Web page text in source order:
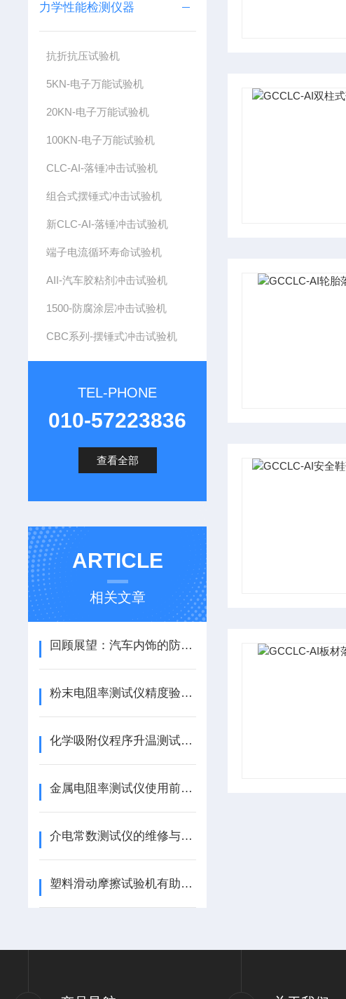
力学性能检测仪器
抗折抗压试验机
5KN-电子万能试验机
20KN-电子万能试验机
100KN-电子万能试验机
CLC-AI-落锤冲击试验机
组合式摆锤式冲击试验机
新CLC-AI-落锤冲击试验机
端子电流循环寿命试验机
AII-汽车胶粘剂冲击试验机
1500-防腐涂层冲击试验机
CBC系列-摆锤式冲击试验机
TEL-PHONE
010-57223836
查看全部
ARTICLE
相关文章
回顾展望：汽车内饰的防燃性能受之关注
粉末电阻率测试仪精度验证实验方法介绍及注意事项
化学吸附仪程序升温测试原理
金属电阻率测试仪使用前准备工作有哪些
介电常数测试仪的维修与保养
塑料滑动摩擦试验机有助于推动塑料制造行业的技术发展和创新